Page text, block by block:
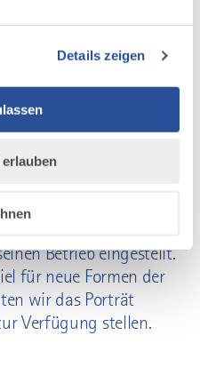
Details zeigen
pressen...
Betrieb eingestellt.
für neue Formen der
wir das Porträt
Verfügung stellen.